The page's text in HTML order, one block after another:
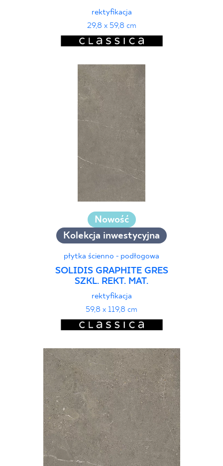
rektyfikacja
29,8 x 59,8 cm
Nowość
Kolekcja inwestycyjna
płytka ścienno - podłogowa
SOLIDIS GRAPHITE GRES
SZKL. REKT. MAT.
rektyfikacja
59,8 x 119,8 cm